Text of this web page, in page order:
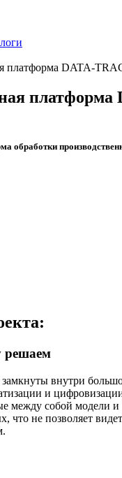
платформа DATA-
платформа
обработки
решаем
внутри
и
между собой модели
что не позволяет